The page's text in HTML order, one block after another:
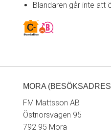
Blandaren går inte att
MORA
FM Mattsson AB
Östnorsvägen 95
792 95 Mora